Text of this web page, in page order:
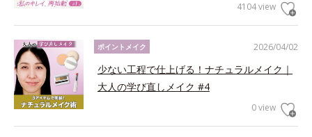
4104 view
2026/04/02
ポイントメイク
少ない工程で仕上げる！ナチュラルメイク｜
大人の学び直しメイク #4
0 view